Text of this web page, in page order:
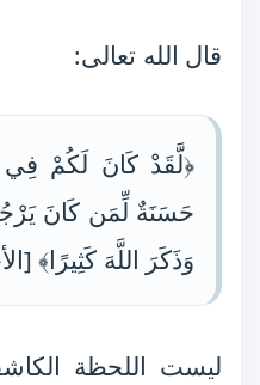
قال الله تعالى:
﴿لَّقَدْ كَانَ لَكُمْ
حَسَنَةٌ لِّمَن كَانَ يَرْجُو
وَذَكَرَ اللَّهَ كَثِيرًا﴾
ليست اللحظة